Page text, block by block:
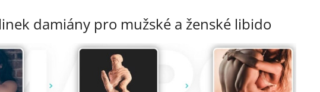
damiány pro mužské a ženské libido